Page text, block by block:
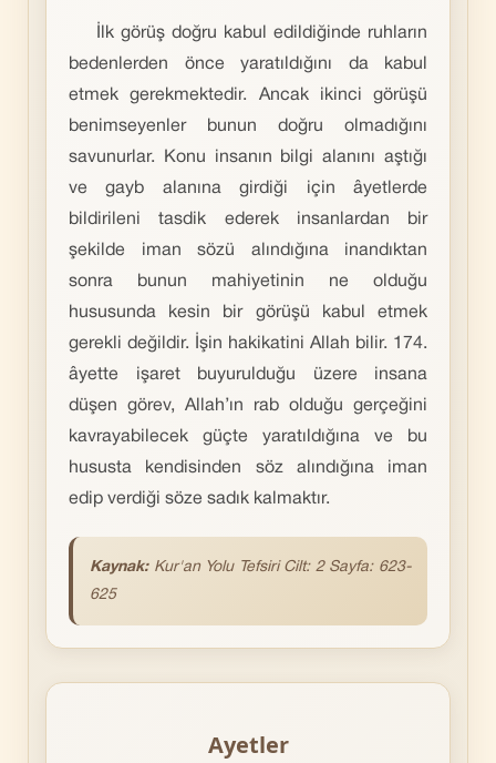
İlk görüş doğru kabul edildiğinde ruhların
bedenlerden önce yaratıldığını da kabul
etmek gerekmektedir. Ancak ikinci görüşü
benimseyenler bunun doğru olmadığını
savunurlar. Konu insanın bilgi alanını aştığı
ve gayb alanına girdiği için âyetlerde
bildirileni tasdik ederek insanlardan bir
şekilde iman sözü alındığına inandıktan
sonra bunun mahiyetinin ne olduğu
hususunda kesin bir görüşü kabul etmek
gerekli değildir. İşin hakikatini Allah bilir. 174.
âyette işaret buyurulduğu üzere insana
düşen görev, Allah’ın rab olduğu gerçeğini
kavrayabilecek güçte yaratıldığına ve bu
hususta kendisinden söz alındığına iman
edip verdiği söze sadık kalmaktır.
Kaynak: Kur'an Yolu Tefsiri Cilt: 2 Sayfa: 623-
625
Ayetler